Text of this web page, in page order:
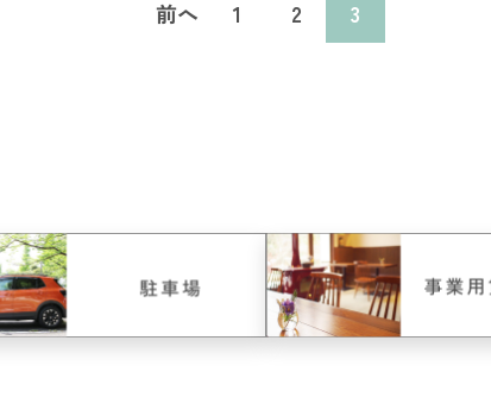
前へ 1 2 3